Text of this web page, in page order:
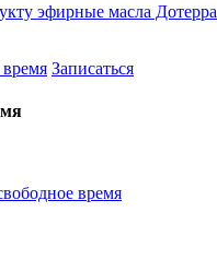
эфирные масла Дотерра
Записаться
время